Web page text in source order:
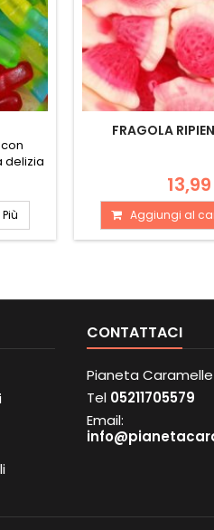
delizia
Più
FRAGOLA
Aggiungi al
CONTATTACI
Pianeta Caramelle
Tel 05211705579
Email: